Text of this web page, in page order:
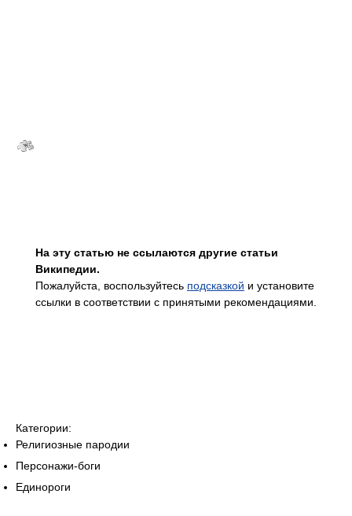
На эту статью не ссылаются другие статьи
Википедии.
Пожалуйста, воспользуйтесь подсказкой и установите
ссылки в соответствии с принятыми рекомендациями.
Категории:
Религиозные пародии
Персонажи-боги
Единороги